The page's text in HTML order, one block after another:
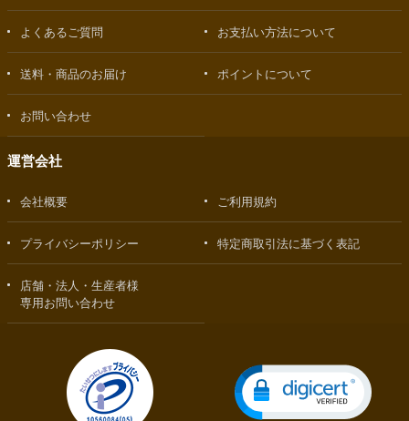
よくあるご質問 お支払い方法について
送料・商品のお届け ポイントについて
お問い合わせ
運営会社
会社概要 ご利用規約
プライバシーポリシー 特定商取引法に基づく表記
店舗・法人・生産者様
専用お問い合わせ